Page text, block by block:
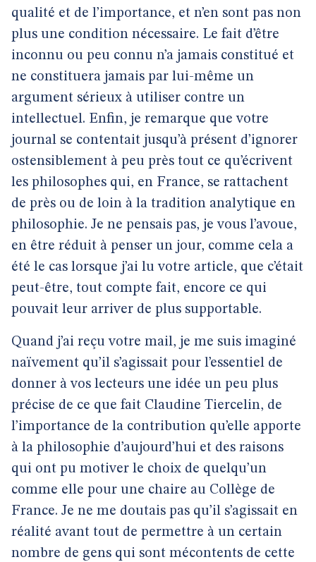
qualité et de l’importance, et n’en sont pas non
plus une condition nécessaire. Le fait d’être
inconnu ou peu connu n’a jamais constitué et
ne constituera jamais par lui-même un
argument sérieux à utiliser contre un
intellectuel. Enfin, je remarque que votre
journal se contentait jusqu’à présent d’ignorer
ostensiblement à peu près tout ce qu’écrivent
les philosophes qui, en France, se rattachent
de près ou de loin à la tradition analytique en
philosophie. Je ne pensais pas, je vous l’avoue,
en être réduit à penser un jour, comme cela a
été le cas lorsque j’ai lu votre article, que c’était
peut-être, tout compte fait, encore ce qui
pouvait leur arriver de plus supportable.
Quand j’ai reçu votre mail, je me suis imaginé
naïvement qu’il s’agissait pour l’essentiel de
donner à vos lecteurs une idée un peu plus
précise de ce que fait Claudine Tiercelin, de
l’importance de la contribution qu’elle apporte
à la philosophie d’aujourd’hui et des raisons
qui ont pu motiver le choix de quelqu’un
comme elle pour une chaire au Collège de
France. Je ne me doutais pas qu’il s’agissait en
réalité avant tout de permettre à un certain
nombre de gens qui sont mécontents de cette